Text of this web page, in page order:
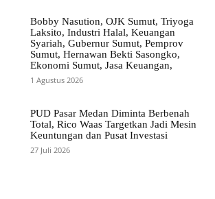
Bobby Nasution, OJK Sumut, Triyoga
Laksito, Industri Halal, Keuangan
Syariah, Gubernur Sumut, Pemprov
Sumut, Hernawan Bekti Sasongko,
Ekonomi Sumut, Jasa Keuangan,
1 Agustus 2026
PUD Pasar Medan Diminta Berbenah
Total, Rico Waas Targetkan Jadi Mesin
Keuntungan dan Pusat Investasi
27 Juli 2026